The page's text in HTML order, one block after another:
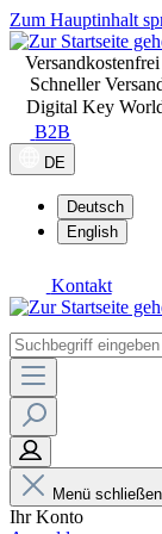
Zum Hauptinhalt
Schneller
Digital Key
B2B
DE
Deutsch
English
Kontakt
Menü schließen
Ihr Konto